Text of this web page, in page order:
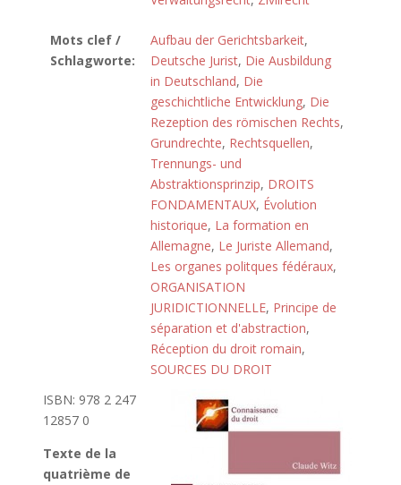
Mots clef /
Schlagworte:
Aufbau der Gerichtsbarkeit,
Deutsche Jurist, Die Ausbildung
in Deutschland, Die
geschichtliche Entwicklung, Die
Rezeption des römischen Rechts,
Grundrechte, Rechtsquellen,
Trennungs- und
Abstraktionsprinzip, DROITS
FONDAMENTAUX, Évolution
historique, La formation en
Allemagne, Le Juriste Allemand,
Les organes politques fédéraux,
ORGANISATION
JURIDICTIONNELLE, Principe de
séparation et d'abstraction,
Réception du droit romain,
SOURCES DU DROIT
ISBN: 978 2 247
12857 0
Texte de la
quatrième de